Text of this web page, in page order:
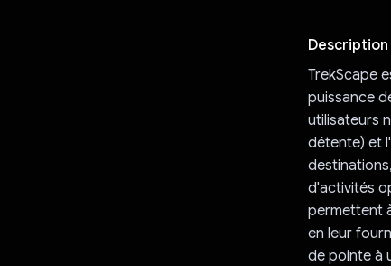
Description
TrekScape
puissance
utilisateurs
détente) et
d'activités
permettent
en leur
de pointe à